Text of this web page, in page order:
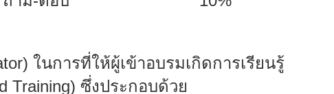
ในการที่ให้ผู้เข้าอบรมเกิดการเรียนรู้
Training) ซึ่งประกอบด้วย